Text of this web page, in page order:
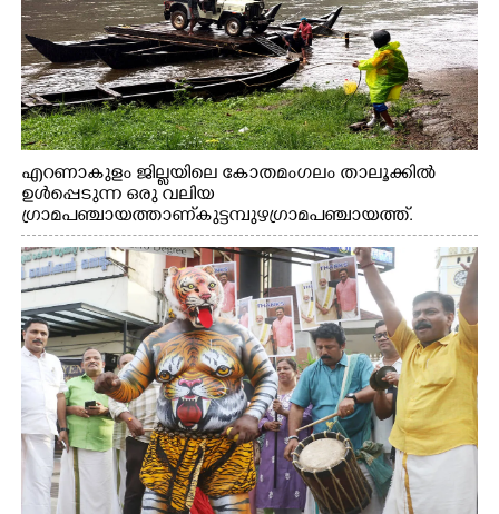
എറണാകുളം ജില്ലയിലെ കോതമംഗലം താലൂക്കിൽ
ഉൾപ്പെടുന്ന ഒരു വലിയ
ഗ്രാമപഞ്ചായത്താണ് കുട്ടമ്പുഴ ഗ്രാമ പഞ്ചായത്ത്.
ആദിവാസി ഊരുകളായ വെള്ളാരംകുത്ത്, കത്തിപ്പാറ,
ഉറിയംപെട്ടി, തേക്കല്ല്, വെട്ടിക്കല്ല്, മഞ്ചപ്പാറ എന്നീ ആറു
സ്ഥലങ്ങളിലേക്കുള്ള പ്രധാന സഞ്ചാര മാർഗമാണ് ഈ
കാണുന്ന കടത്ത് വള്ളം